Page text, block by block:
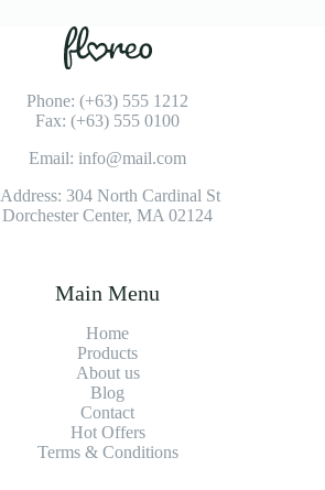
Phone: (+63) 555 1212
Fax: (+63) 555 0100
Email: info@mail.com
Address: 304 North Cardinal St.
Dorchester Center, MA 02124
Main Menu
Home
Products
About us
Blog
Contact
Hot Offers
Terms & Conditions